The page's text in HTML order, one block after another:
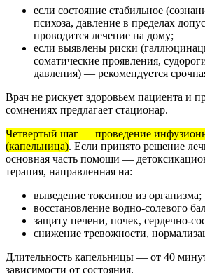
если состояние стабильное
психоза, давление в пределах
проводится лечение на дому;
если выявлены риски
соматические проявления,
давления) — рекомендуется
Врач не рискует здоровьем пациента и
сомнениях предлагает стационар.
Четвертый шаг — проведение
(капельница). Если принято решение
основная часть помощи —
терапия, направленная на:
выведение токсинов из организма;
восстановление водно-солевого
защиту печени, почек, сердечно-
снижение тревожности,
Длительность капельницы — от 40
зависимости от состояния.